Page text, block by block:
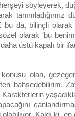
söyleyerek,
tanımladığımız
da, bilinçli olarak
olarak 'bu
üstü kapalı bir
olan,
bahsedebilirim.
olabiliyor. Kaldı ki,